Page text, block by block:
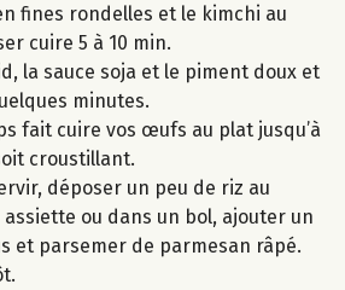
fines rondelles et le kimchi au
cuire 5 à 10 min.
la sauce soja et le piment doux et
minutes.
fait cuire vos œufs au plat jusqu’à
croustillant.
déposer un peu de riz au
ou dans un bol, ajouter un
et parsemer de parmesan râpé.